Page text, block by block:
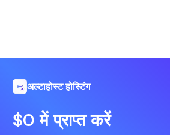
अल्टाहोस्ट होस्टिंग
$0 में प्राप्त करें